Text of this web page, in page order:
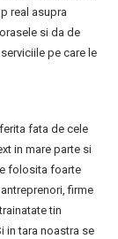
real asupra
si da de
pe care le
fata de cele
in mare parte si
folosita foarte
firme
tin
in tara noastra se